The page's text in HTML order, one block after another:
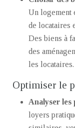
Un logement
de locataires
Des biens à
des
les locataires.
Optimiser le
Analyser les
loyers